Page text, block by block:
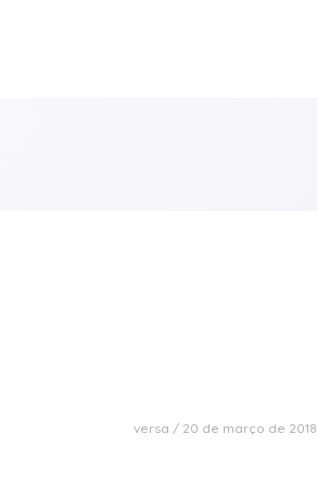
versa 20 de março de 2018